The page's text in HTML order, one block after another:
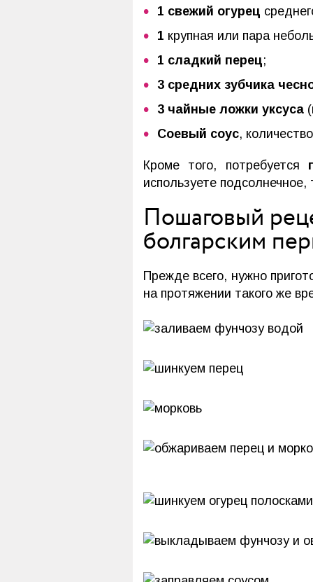
1 свежий огурец
1 крупная или пара
1 сладкий перец;
3 средних зубчика
3 чайные ложки уксуса
Соевый соус,
Кроме того, потребуется
используете
Пошаговый
болгарским
Прежде всего, нужно
на протяжении такого же